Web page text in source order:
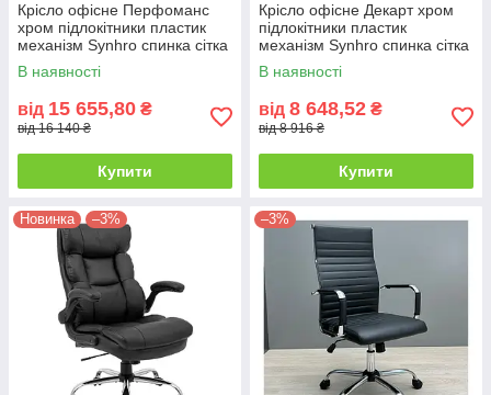
Крісло офісне Перфоманс
хром підлокітники пластик
механізм Synhro спинка сітка
Чорна (Richman ТМ)
В наявності
від 15 655,80 ₴
від 16 140 ₴
Купити
Крісло офісне Декарт хром
підлокітники пластик
механізм Synhro спинка сітка
Чорна (Richman ТМ)
В наявності
від 8 648,52 ₴
від 8 916 ₴
Купити
Новинка –3% –3%